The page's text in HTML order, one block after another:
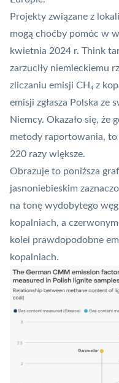
Projekty związane z
mogą choćby pomóc w
kwietnia 2024 r. Think
zarzuciły niemieckiemu
zliczaniu emisji CH₄ z
emisji zgłasza Polska ze
Niemcy. Okazało się, że
metody raportowania, to
220 razy większe.
Obrazuje to poniższa
jasnoniebieskim
na tonę wydobytego
kopalniach, a
kolei prawdopodobne
kopalniach.